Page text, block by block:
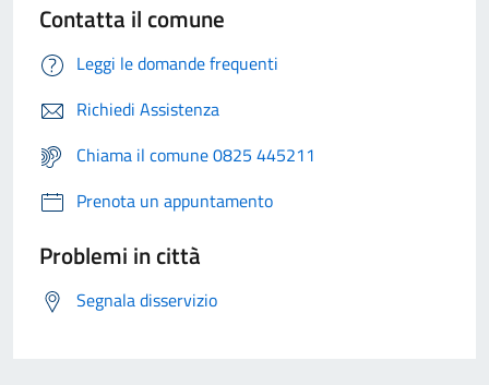
Contatta il comune
Leggi le domande frequenti
Richiedi Assistenza
Chiama il comune 0825 445211
Prenota un appuntamento
Problemi in città
Segnala disservizio